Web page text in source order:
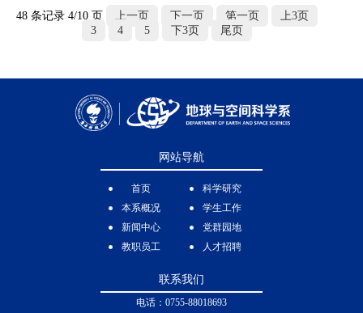
48 条记录 4/10 页 上一页 下一页 第一页
上3页
3
4 5 下3页 尾页
网站导航
首页
本系概况
新闻中心
教职员工
科学研究
学生工作
党群园地
人才招聘
联系我们
电话：0755-88018693